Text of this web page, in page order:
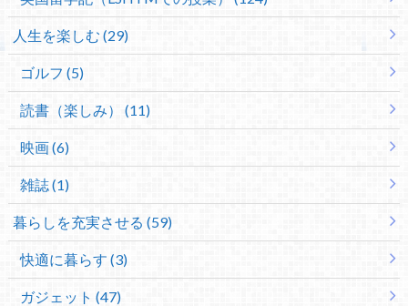
人生を楽しむ (29)
ゴルフ (5)
読書（楽しみ） (11)
映画 (6)
雑誌 (1)
暮らしを充実させる (59)
快適に暮らす (3)
ガジェット (47)